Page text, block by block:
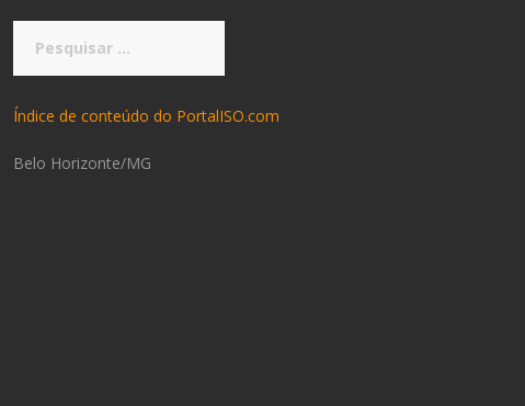
por:
Índice de conteúdo do PortalISO.com
Belo Horizonte/MG